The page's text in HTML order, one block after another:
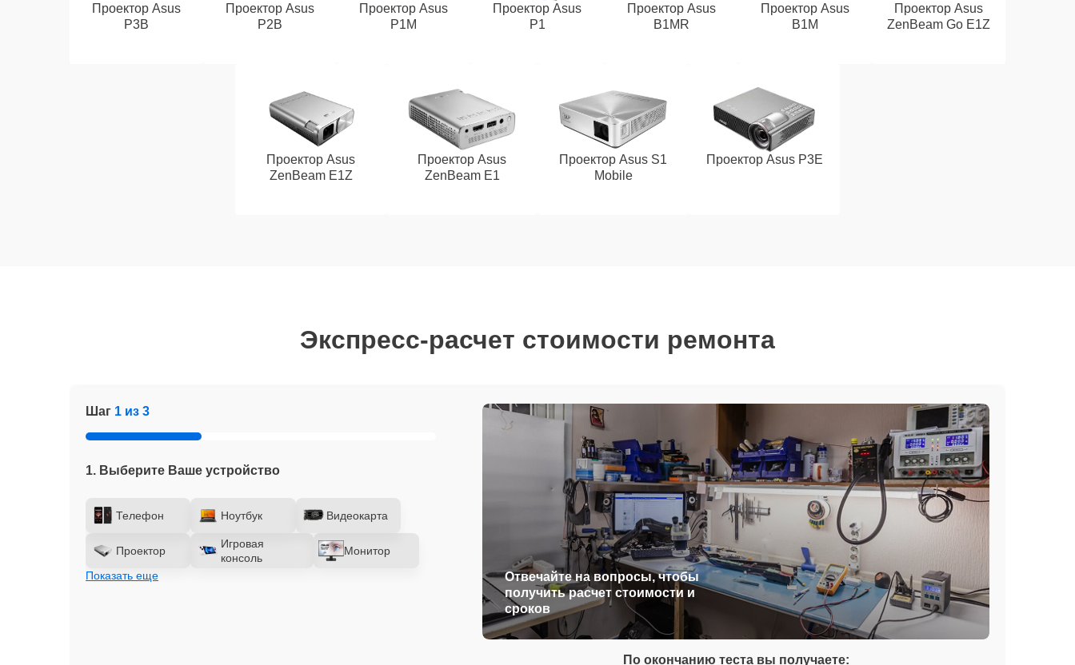
Проектор Asus
P3B
Проектор Asus
P2B
Проектор Asus
P1M
Проектор Asus
P1
Проектор Asus
B1MR
Проектор Asus
B1M
Проектор Asus
ZenBeam Go E1Z
Проектор Asus
ZenBeam E1Z
Проектор Asus
ZenBeam E1
Проектор Asus S1
Mobile
Проектор Asus P3E
Экспресс-расчет стоимости ремонта
Шаг 1 из 3
1. Выберите Ваше устройство
Телефон Ноутбук Видеокарта
Проектор
Игровая
консоль
Монитор
Показать еще
Отвечайте на вопросы, чтобы
получить расчет стоимости и
сроков
По окончанию теста вы получаете: